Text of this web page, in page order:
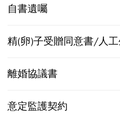
自書遺囑
精(卵)子受贈同意書/人
離婚協議書
意定監護契約